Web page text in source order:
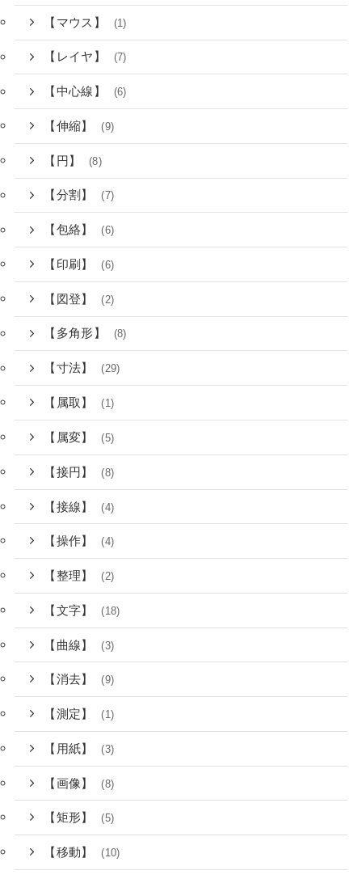
【マウス】 (1)
【レイヤ】 (7)
【中心線】 (6)
【伸縮】 (9)
【円】 (8)
【分割】 (7)
【包絡】 (6)
【印刷】 (6)
【図登】 (2)
【多角形】 (8)
【寸法】 (29)
【属取】 (1)
【属変】 (5)
【接円】 (8)
【接線】 (4)
【操作】 (4)
【整理】 (2)
【文字】 (18)
【曲線】 (3)
【消去】 (9)
【測定】 (1)
【用紙】 (3)
【画像】 (8)
【矩形】 (5)
【移動】 (10)